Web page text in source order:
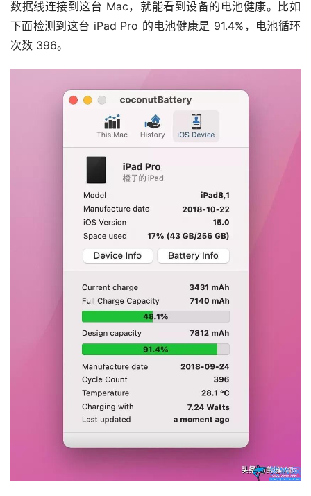
数据线连接到这台 Mac，就能看到设备的电池健康。比如
下面检测到这台 iPad Pro 的电池健康是 91.4%，电池循环
次数 396。